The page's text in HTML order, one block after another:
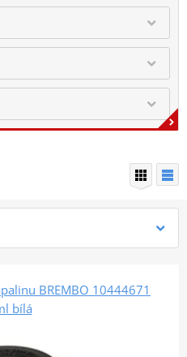
BREMBO 10444671
bílá